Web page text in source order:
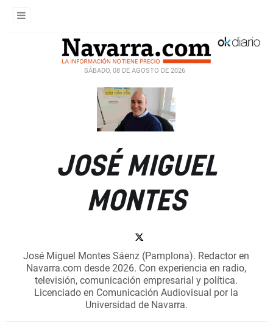
SÁBADO, 08 DE AGOSTO DE 2026
JOSÉ MIGUEL
MONTES
José Miguel Montes Sáenz (Pamplona). Redactor en
Navarra.com desde 2026. Con experiencia en radio,
televisión, comunicación empresarial y política.
Licenciado en Comunicación Audiovisual por la
Universidad de Navarra.